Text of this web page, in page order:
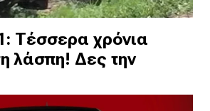
Τέσσερα χρόνια
λάσπη! Δες την